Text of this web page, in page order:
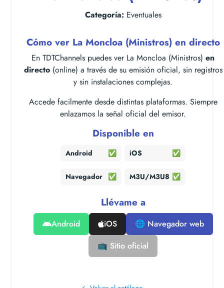
Categoría: Eventuales
Cómo ver La Moncloa (Ministros) en directo
En TDTChannels puedes ver La Moncloa (Ministros) en
directo(online) a través de su emisión oficial, sin registros
y sin instalaciones complejas.
Accede facilmente desde distintas plataformas. Siempre
enlazamos la señal oficial del emisor.
Disponible en
Android ✅ iOS ✅
Navegador ✅ M3U/M3U8 ✅
Llévame a
Android iOS
🌐 Navegador web
📺 Sitio oficial